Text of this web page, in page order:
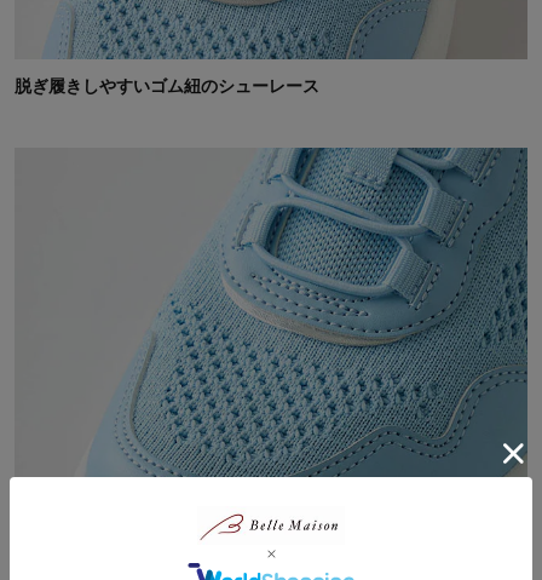
脱ぎ履きしやすいゴム紐のシューレース